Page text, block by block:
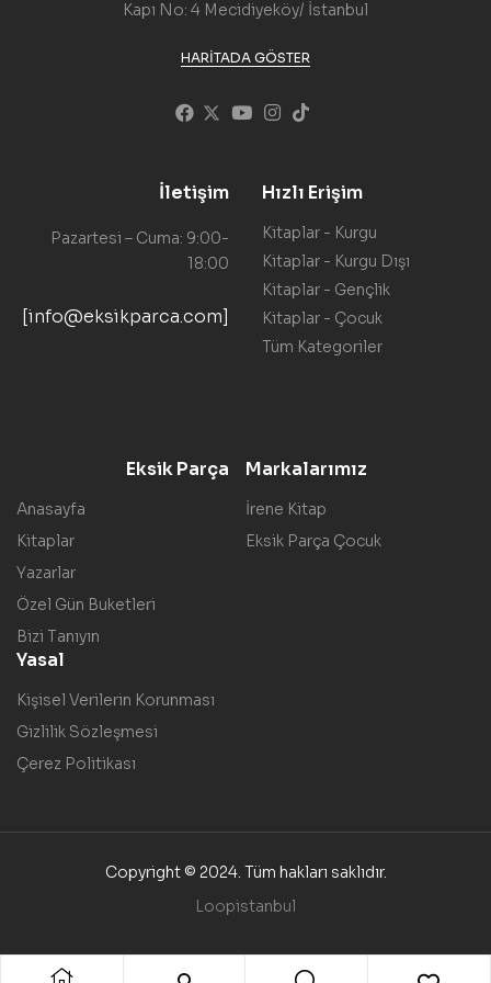
Kapı No: 4 Mecidiyeköy/ İstanbul
HARITADA GÖSTER
İletişim
Pazartesi – Cuma: 9:00-
18:00
[info@eksikparca.com]
Hızlı Erişim
Kitaplar - Kurgu
Kitaplar - Kurgu Dışı
Kitaplar - Gençlik
Kitaplar - Çocuk
Tüm Kategoriler
Eksik Parça
Anasayfa
Kitaplar
Yazarlar
Özel Gün Buketleri
Bizi Tanıyın
Markalarımız
İrene Kitap
Eksik Parça Çocuk
Yasal
Kişisel Verilerin Korunması
Gizlilik Sözleşmesi
Çerez Politikası
Copyright © 2024. Tüm hakları saklıdır.
Loopistanbul